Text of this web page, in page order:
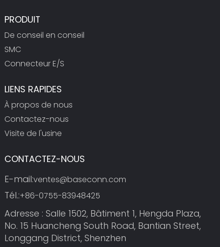
PRODUIT
De conseil en conseil
SMC
Connecteur E/S
LIENS RAPIDES
À propos de nous
Contactez-nous
Visite de l'usine
CONTACTEZ-NOUS
E-mail:ventes@baseconn.com
Tél.:+86-0755-83948425
Adresse : Salle 1502, Bâtiment 1, Hengda Plaza,
No. 15 Huancheng South Road, Bantian Street,
Longgang District, Shenzhen